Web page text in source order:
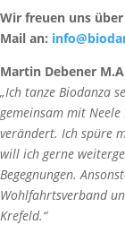
Wir freuen uns
Mail an:
Martin Debener
„Ich tanze Biodanza
gemeinsam mit
verändert. Ich spüre
will ich gerne
Begegnungen.
Wohlfahrtsverband
Krefeld.“